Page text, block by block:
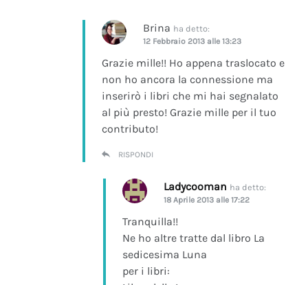
Brina ha detto:
12 Febbraio 2013 alle 13:23
Grazie mille!! Ho appena traslocato e
non ho ancora la connessione ma
inserirò i libri che mi hai segnalato
al più presto! Grazie mille per il tuo
contributo!
RISPONDI
Ladycooman ha detto:
18 Aprile 2013 alle 17:22
Tranquilla!!
Ne ho altre tratte dal libro La
sedicesima Luna
per i libri: